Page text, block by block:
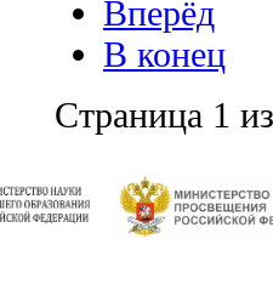
Вперёд
В конец
Страница 1